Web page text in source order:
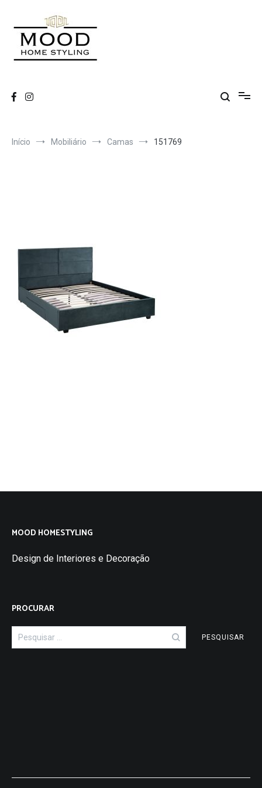
conteúdo
Início Mobiliário Camas 151769
MOOD HOMESTYLING
Design de Interiores e Decoração
PROCURAR
Pesquisar
por: